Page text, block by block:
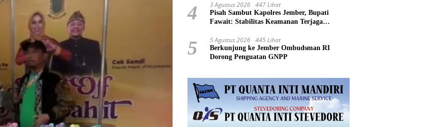
4 3 Agustus 2026 447 Lihat
Pisah Sambut Kapolres Jember, Bupati
Fawait: Stabilitas Keamanan Terjaga
5 5 Agustus 2026 445 Lihat
Berkunjung ke Jember Ombudsman RI
Dorong Penguatan GNPP